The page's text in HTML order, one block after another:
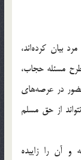
بیان کرده‌اند،
مسئله حجاب،
در عرصه‌ها‌ی‌
از حق مسلم
و آن را زاییده